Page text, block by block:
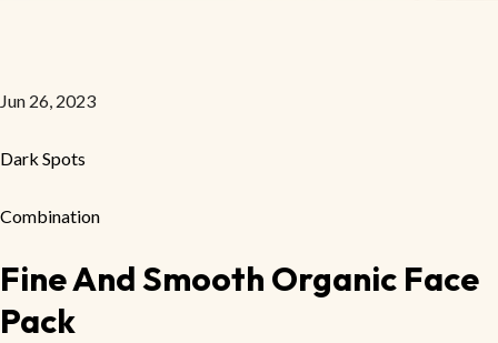
Jun 26, 2023
Dark Spots
Combination
Fine And Smooth Organic Face
Pack